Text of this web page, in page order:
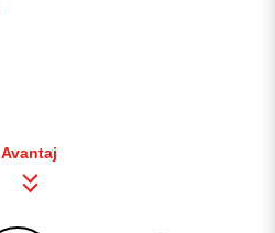
Avantaj